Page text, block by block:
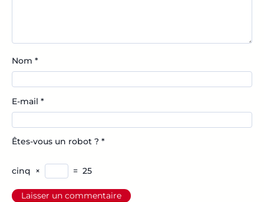
Nom *
E-mail *
Êtes-vous un robot ? *
cinq × = 25